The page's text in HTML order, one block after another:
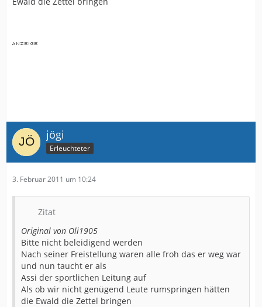
jögi
Erleuchteter
3. Februar 2011 um 10:24
Zitat
Original von Oli1905
Bitte nicht beleidigend werden
Nach seiner Freistellung waren alle froh das er weg war
und nun taucht er als
Assi der sportlichen Leitung auf
Als ob wir nicht genügend Leute rumspringen hätten
die Ewald die Zettel bringen